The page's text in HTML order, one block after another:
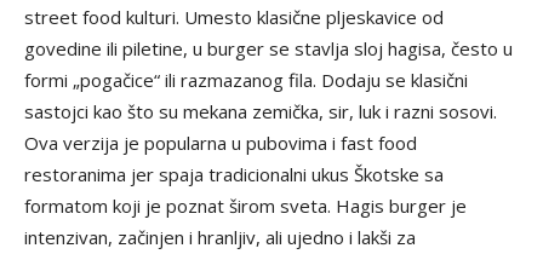
street food kulturi. Umesto klasične pljeskavice od
govedine ili piletine, u burger se stavlja sloj hagisa, često u
formi „pogačice“ ili razmazanog fila. Dodaju se klasični
sastojci kao što su mekana zemička, sir, luk i razni sosovi.
Ova verzija je popularna u pubovima i fast food
restoranima jer spaja tradicionalni ukus Škotske sa
formatom koji je poznat širom sveta. Hagis burger je
intenzivan, začinjen i hranljiv, ali ujedno i lakši za